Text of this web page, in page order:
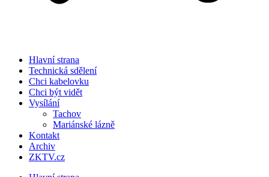
Hlavní strana
Technická sdělení
Chci kabelovku
Chci být vidět
Vysílání
Tachov
Mariánské lázně
Kontakt
Archiv
ZKTV.cz